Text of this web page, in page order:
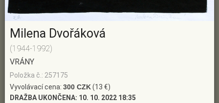
Milena Dvořáková
(1944-1992)
VRÁNY
Položka č.: 257175
Vyvolávací cena: 300 CZK(13 €)
DRAŽBA UKONČENA: 10. 10. 2022 18:35